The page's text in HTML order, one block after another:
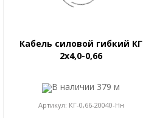
Кабель силовой гибкий КГ
2x4,0-0,66
В наличии 379 м
Артикул: КГ-0,66-20040-Нн